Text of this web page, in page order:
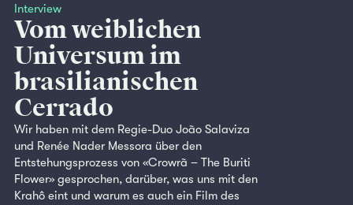
Interview
Vom weiblichen
Universum im
brasilianischen
Cerrado
Wir haben mit dem Regie-Duo João Salaviza
und Renée Nader Messora über den
Entstehungsprozess von «Crowrã – The Buriti
Flower» gesprochen, darüber, was uns mit den
Krahô eint und warum es auch ein Film des